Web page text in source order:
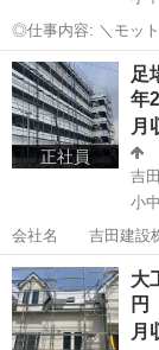
◎仕事内容: ＼モッ
『吉田建設株式会社
塗装工を募集させて
ていただきます。 ...
青森 八戸市
正社員
足
年
月
吉
小
会社名 吉田建設株
与 月給 26.0万～
(日額） 雇用形態 正社員 仕事内容 ・
・...
青森 八戸市
大
円
月